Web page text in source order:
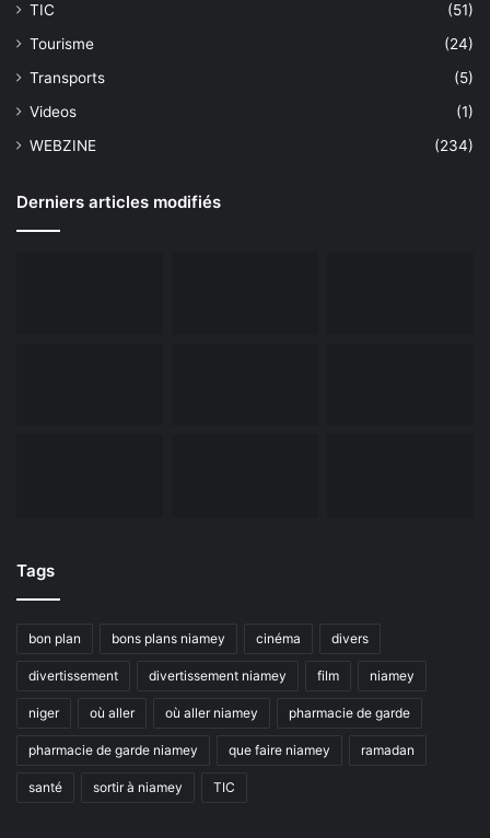
TIC
(51)
Tourisme
(24)
Transports
(5)
Videos
(1)
WEBZINE
(234)
Derniers articles modifiés
Tags
bon plan bons plans niamey cinéma divers
divertissement divertissement niamey film niamey
niger où aller où aller niamey pharmacie de garde
pharmacie de garde niamey que faire niamey ramadan
santé sortir à niamey TIC